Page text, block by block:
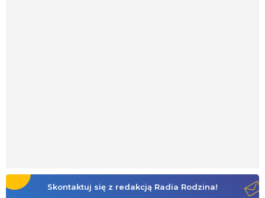
Skontaktuj się z redakcją Radia Rodzina!